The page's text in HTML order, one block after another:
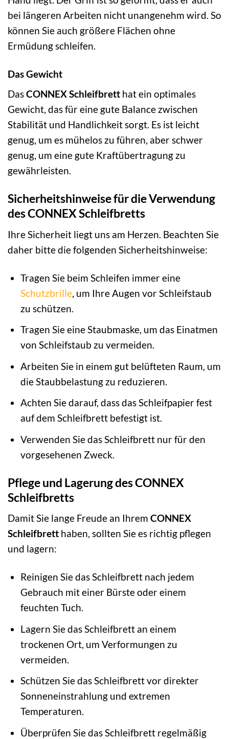
bei längeren Arbeiten nicht unangenehm wird. So
können Sie auch größere Flächen ohne
Ermüdung schleifen.
Das Gewicht
DasCONNEX Schleifbrett hat ein optimales
Gewicht, das für eine gute Balance zwischen
Stabilität und Handlichkeit sorgt. Es ist leicht
genug, um es mühelos zu führen, aber schwer
genug, um eine gute Kraftübertragung zu
gewährleisten.
Sicherheitshinweise für die Verwendung
des CONNEX Schleifbretts
Ihre Sicherheit liegt uns am Herzen. Beachten Sie
daher bitte die folgenden Sicherheitshinweise:
Tragen Sie beim Schleifen immer eine
Schutzbrille, um Ihre Augen vor Schleifstaub
zu schützen.
Tragen Sie eine Staubmaske, um das Einatmen
von Schleifstaub zu vermeiden.
Arbeiten Sie in einem gut belüfteten Raum, um
die Staubbelastung zu reduzieren.
Achten Sie darauf, dass das Schleifpapier fest
auf dem Schleifbrett befestigt ist.
Verwenden Sie das Schleifbrett nur für den
vorgesehenen Zweck.
Pflege und Lagerung des CONNEX
Schleifbretts
Damit Sie lange Freude an Ihrem CONNEX
Schleifbrett haben, sollten Sie es richtig pflegen
und lagern:
Reinigen Sie das Schleifbrett nach jedem
Gebrauch mit einer Bürste oder einem
feuchten Tuch.
Lagern Sie das Schleifbrett an einem
trockenen Ort, um Verformungen zu
vermeiden.
Schützen Sie das Schleifbrett vor direkter
Sonneneinstrahlung und extremen
Temperaturen.
Überprüfen Sie das Schleifbrett regelmäßig